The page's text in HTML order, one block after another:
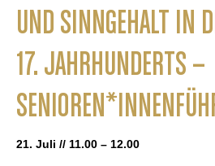
UND SINNGEHALT IN
17. JAHRHUNDERTS –
21. Juli // 11.00 – 12.00